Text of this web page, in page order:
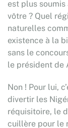
est plus soumis
vôtre ? Quel
naturelles
existence à la
sans le
le président de
Non ! Pour lui,
divertir les
réquisitoire, le
cuillère pour le